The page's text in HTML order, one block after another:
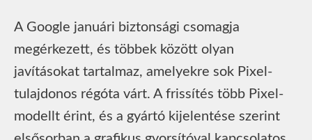
A Google januári biztonsági csomagja
megérkezett, és többek között olyan
javításokat tartalmaz, amelyekre sok Pixel-
tulajdonos régóta várt. A frissítés több Pixel-
modellt érint, és a gyártó kijelentése szerint